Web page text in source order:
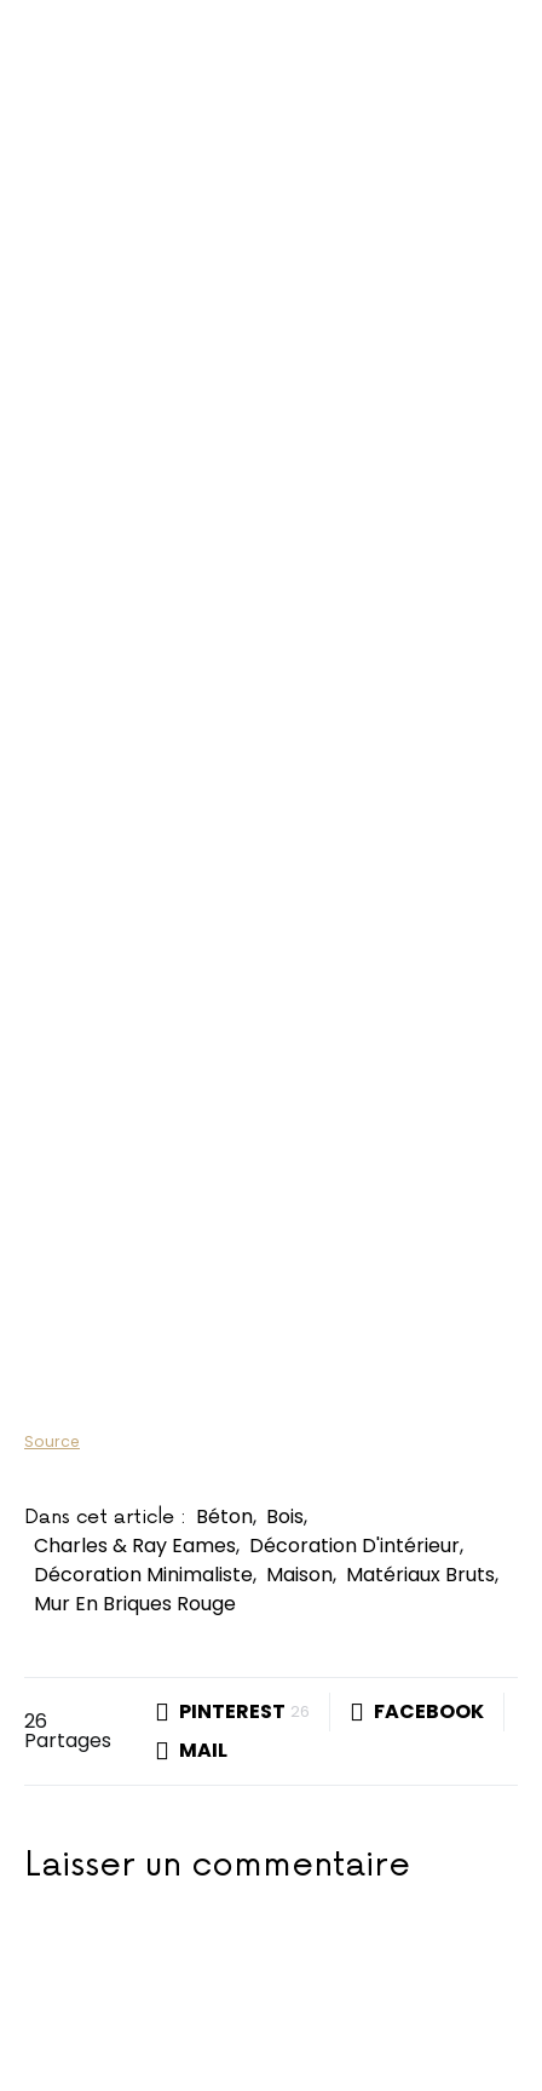
Source
Dans cet article : Béton, Bois,
Charles & Ray Eames, Décoration D'intérieur,
Décoration Minimaliste, Maison, Matériaux Bruts,
Mur En Briques Rouge
26
Partages
PINTEREST 26
FACEBOOK
MAIL
Laisser un commentaire